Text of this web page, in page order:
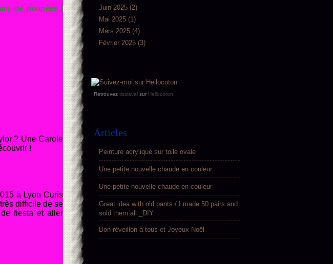
de poupées |
? Une Carole
!
à Lyon Curis
difficile de se
fiesta et aller
Juin 2025 (2)
Mai 2025 (1)
Mars 2025 (4)
Février 2025 (3)
Retrouvez tissiaval sur Hellocoton
Articles
Peinture acrylique sur toile ovale
Une petite nouvelle chaude en couleur
Une petite nouvelle chaude en couleur
Great idea with old pants / I made 50 pairs and
sold them all _DIY
Bon réveillon à tous et Joyeux Noël